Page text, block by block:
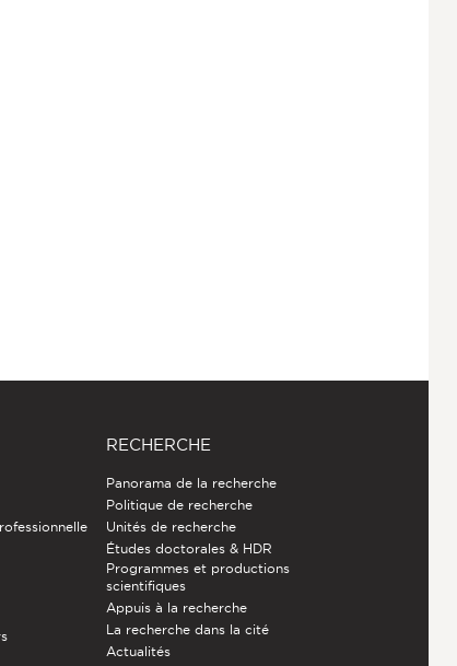
RECHERCHE
Panorama de la recherche
Politique de recherche
Unités de recherche
Études doctorales & HDR
Programmes et productions
scientifiques
Appuis à la recherche
La recherche dans la cité
Actualités